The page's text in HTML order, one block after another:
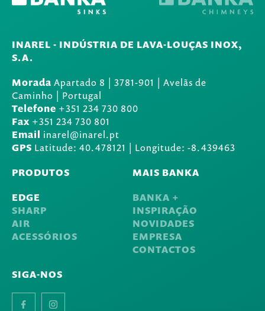
INAREL - INDÚSTRIA DE LAVA-LOUÇAS INOX,
S.A.
Morada Apartado 8 3781-901
Avelãs de
Caminho | Portugal
Telefone +351 234 730 800
Fax +351 234 730 801
Email inarel@inarel.pt
GPS Latitude: 40.478121 | Longitude: -8.439463
PRODUTOS
EDGE
SHARP
AIR
ACESSÓRIOS
MAIS BANKA
BANKA +
INSPIRAÇÃO
NOVIDADES
EMPRESA
CONTACTOS
SIGA-NOS
FacebookInstagram